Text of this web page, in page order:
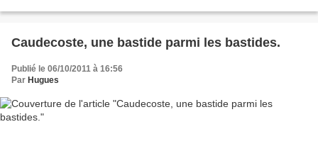
Caudecoste, une bastide parmi les bastides.
Publié le 06/10/2011 à 16:56
Par Hugues